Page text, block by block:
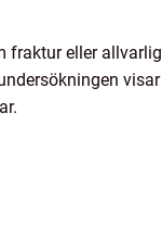
fraktur eller allvarlig
visar